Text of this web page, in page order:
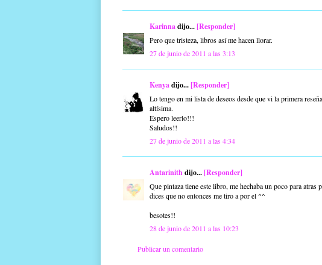
Karinnadijo...[Responder]
Pero que tristeza, libros así me hacen llorar.
27 de junio de 2011 a las 3:13
Kenyadijo...[Responder]
Lo tengo en mi lista de deseos desde que vi la primera
altísima.
Espero leerlo!!!
Saludos!!
27 de junio de 2011 a las 4:34
Antarinithdijo...[Responder]
Que pintaza tiene este libro, me hechaba un poco para
dices que no entonces me tiro a por el ^^
besotes!!
28 de junio de 2011 a las 10:23
Publicar un comentario